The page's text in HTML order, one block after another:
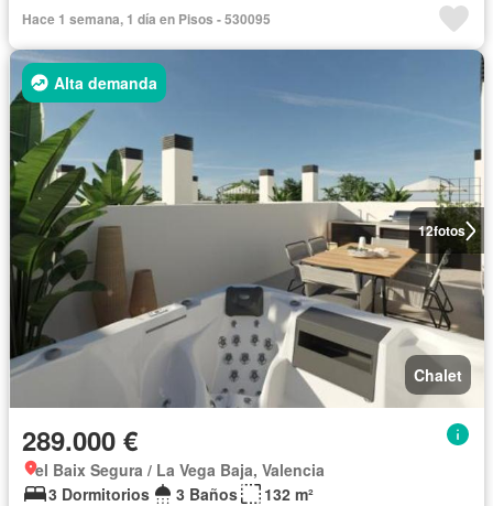
Hace 1 semana, 1 día en Pisos - 530095
12fotos
Alta demanda
Chalet
289.000 €
el Baix Segura / La Vega Baja, Valencia
3 Dormitorios
3 Baños
132 m²